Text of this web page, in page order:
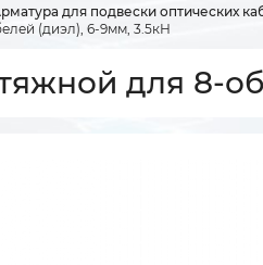
для подвески оптических
(диэл), 6-9мм, 3.5кН
для 8-